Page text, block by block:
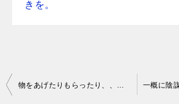
投
物をあげたりもらったり、、は難しいですが生きている限り必要ですね。